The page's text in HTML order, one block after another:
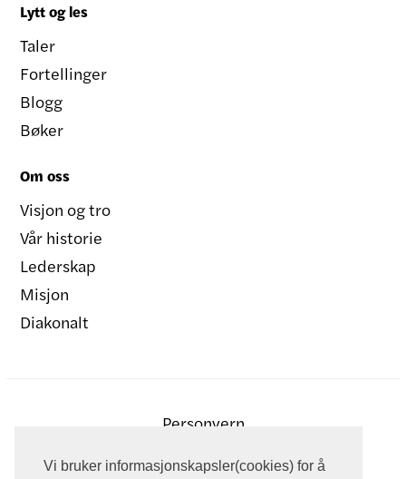
Vi bruker informasjonskapsler(cookies) for å
Lytt og les
Taler
Fortellinger
Blogg
Bøker
Om oss
Visjon og tro
Vår historie
Lederskap
Misjon
Diakonalt
Personvern